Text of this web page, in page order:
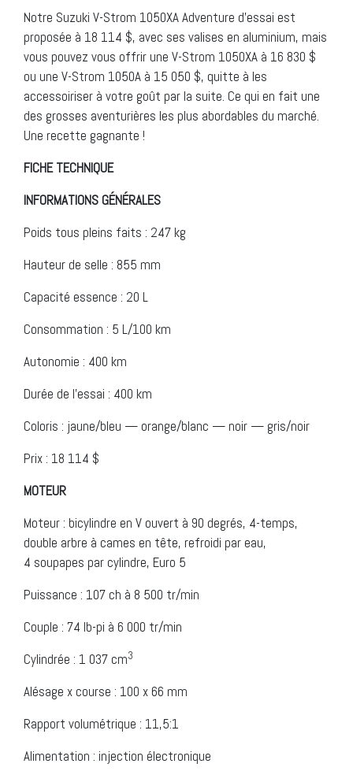
Notre Suzuki V-Strom 1050XA Adventure d’essai est
proposée à 18 114 $, avec ses valises en aluminium, mais
vous pouvez vous offrir une V-Strom 1050XA à 16 830 $
ou une V-Strom 1050A à 15 050 $, quitte à les
accessoiriser à votre goût par la suite. Ce qui en fait une
des grosses aventurières les plus abordables du marché.
Une recette gagnante !
FICHE TECHNIQUE
INFORMATIONS GÉNÉRALES
Poids tous pleins faits : 247 kg
Hauteur de selle : 855 mm
Capacité essence : 20 L
Consommation : 5 L/100 km
Autonomie : 400 km
Durée de l’essai : 400 km
Coloris : jaune/bleu — orange/blanc — noir — gris/noir
Prix : 18 114 $
MOTEUR
Moteur : bicylindre en V ouvert à 90 degrés, 4-temps,
double arbre à cames en tête, refroidi par eau,
4 soupapes par cylindre, Euro 5
Puissance : 107 ch à 8 500 tr/min
Couple : 74 lb-pi à 6 000 tr/min
Cylindrée : 1 037 cm3
Alésage x course : 100 x 66 mm
Rapport volumétrique : 11,5:1
Alimentation : injection électronique